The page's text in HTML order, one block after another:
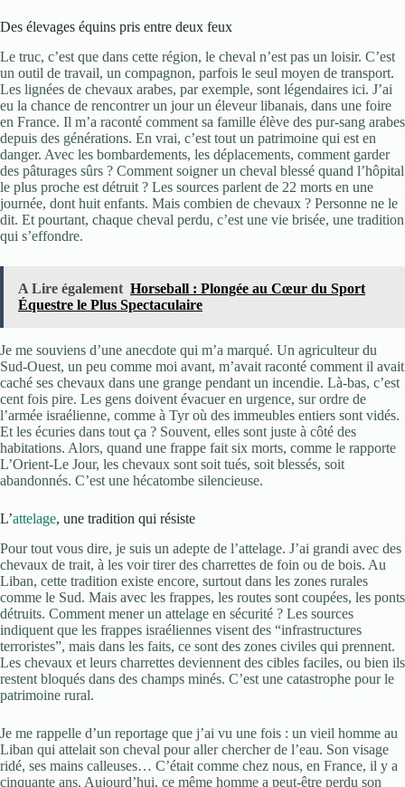
Des élevages équins pris entre deux feux
Le truc, c’est que dans cette région, le cheval n’est pas un loisir. C’est
un outil de travail, un compagnon, parfois le seul moyen de transport.
Les lignées de chevaux arabes, par exemple, sont légendaires ici. J’ai
eu la chance de rencontrer un jour un éleveur libanais, dans une foire
en France. Il m’a raconté comment sa famille élève des pur-sang arabes
depuis des générations. En vrai, c’est tout un patrimoine qui est en
danger. Avec les bombardements, les déplacements, comment garder
des pâturages sûrs ? Comment soigner un cheval blessé quand l’hôpital
le plus proche est détruit ? Les sources parlent de 22 morts en une
journée, dont huit enfants. Mais combien de chevaux ? Personne ne le
dit. Et pourtant, chaque cheval perdu, c’est une vie brisée, une tradition
qui s’effondre.
A Lire également Horseball : Plongée au Cœur du Sport
Équestre le Plus Spectaculaire
Je me souviens d’une anecdote qui m’a marqué. Un agriculteur du
Sud-Ouest, un peu comme moi avant, m’avait raconté comment il avait
caché ses chevaux dans une grange pendant un incendie. Là-bas, c’est
cent fois pire. Les gens doivent évacuer en urgence, sur ordre de
l’armée israélienne, comme à Tyr où des immeubles entiers sont vidés.
Et les écuries dans tout ça ? Souvent, elles sont juste à côté des
habitations. Alors, quand une frappe fait six morts, comme le rapporte
L’Orient-Le Jour, les chevaux sont soit tués, soit blessés, soit
abandonnés. C’est une hécatombe silencieuse.
L’attelage, une tradition qui résiste
Pour tout vous dire, je suis un adepte de l’attelage. J’ai grandi avec des
chevaux de trait, à les voir tirer des charrettes de foin ou de bois. Au
Liban, cette tradition existe encore, surtout dans les zones rurales
comme le Sud. Mais avec les frappes, les routes sont coupées, les ponts
détruits. Comment mener un attelage en sécurité ? Les sources
indiquent que les frappes israéliennes visent des “infrastructures
terroristes”, mais dans les faits, ce sont des zones civiles qui prennent.
Les chevaux et leurs charrettes deviennent des cibles faciles, ou bien ils
restent bloqués dans des champs minés. C’est une catastrophe pour le
patrimoine rural.
Je me rappelle d’un reportage que j’ai vu une fois : un vieil homme au
Liban qui attelait son cheval pour aller chercher de l’eau. Son visage
ridé, ses mains calleuses… C’était comme chez nous, en France, il y a
cinquante ans. Aujourd’hui, ce même homme a peut-être perdu son